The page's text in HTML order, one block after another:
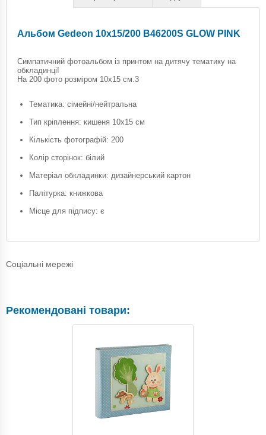
Альбом Gedeon 10х15/200 B46200S GLOW PINK
Симпатичний фотоальбом із принтом на дитячу тематику на
обкладинці!
На 200 фото розміром 10х15 см.3
Тематика: сімейні/нейтральна
Тип кріплення: кишеня 10х15 см
Кількість фотографій: 200
Колір сторінок: білий
Матеріал обкладинки: дизайнерський картон
Палітурка: книжкова
Місце для підпису: є
Соціальні мережі
Рекомендовані товари: